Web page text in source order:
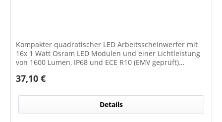
Kompakter quadratischer LED Arbeitsscheinwerfer mit
16x 1 Watt Osram LED Modulen und einer Lichtleistung
von 1600 Lumen, IP68 und ECE R10 (EMV geprüft)
über eine ECE R148 Zulassung und ist somit als
zugelassen.
Regulärer Preis:
37,10 €
Details